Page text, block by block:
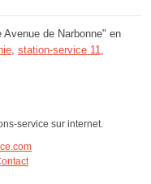
de Narbonne" en
, station-service 11,
service sur internet.